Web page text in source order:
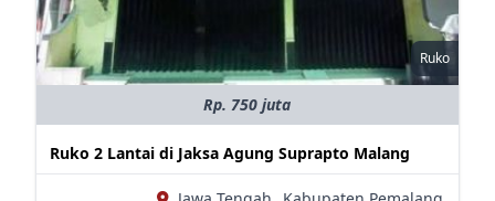
Ruko
Rp. 750 juta
Ruko 2 Lantai di Jaksa Agung Suprapto Malang